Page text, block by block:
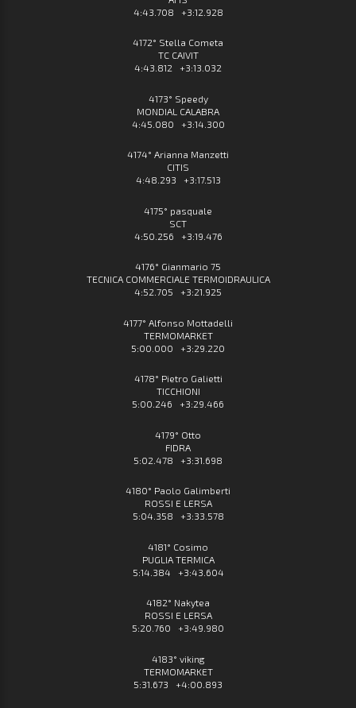
4:43.708 +3:12.928
4172° Stella Cometa
TC CAIVIT
4:43.812 +3:13.032
4173° Speedy
MONDIAL CALABRA
4:45.080 +3:14.300
4174° Arianna Manzetti
CITIS
4:48.293 +3:17.513
4175° pasquale
SCT
4:50.256 +3:19.476
4176° Gianmario 75
TECNICA COMMERCIALE TERMOIDRAULICA
4:52.705 +3:21.925
4177° Alfonso Mottadelli
TERMOMARKET
5:00.000 +3:29.220
4178° Pietro Galietti
TICCHIONI
5:00.246 +3:29.466
4179° Otto
FIDRA
5:02.478 +3:31.698
4180° Paolo Galimberti
ROSSI E LERSA
5:04.358 +3:33.578
4181° Cosimo
PUGLIA TERMICA
5:14.384 +3:43.604
4182° Nakytea
ROSSI E LERSA
5:20.760 +3:49.980
4183° viking
TERMOMARKET
5:31.673 +4:00.893